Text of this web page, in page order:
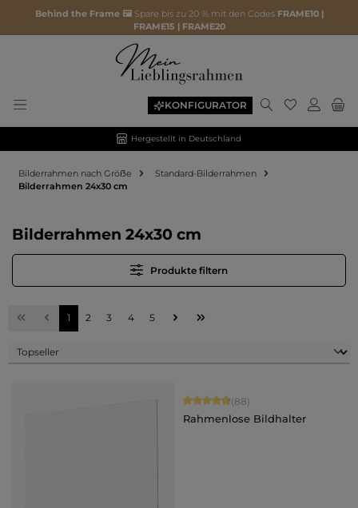
Behind the Frame 🖼️ Spare bis zu 20 % mit den Codes FRAME10 |
FRAME15 | FRAME20
KONFIGURATOR Du hast 0
Hergestellt in Deutschland
Bilderrahmen nach Gröẞe
Standard-Bilderrahmen
Bilderrahmen 24x30 cm
Bilderrahmen 24x30 cm
Produkte filtern
Seite
1 Seite
2 Seite
3 Seite
4 Seite
5
Durchschnittliche Bewertung von
(88)
Rahmenlose Bildhalter